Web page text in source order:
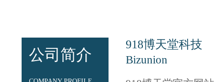
公司简介
918博天堂科技
Bizunion